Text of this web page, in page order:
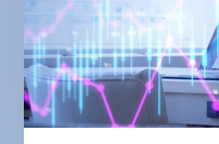
現在開催
セミナー